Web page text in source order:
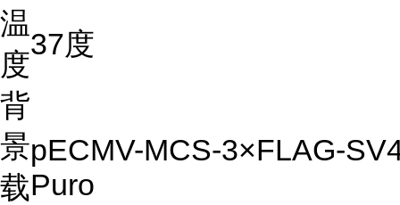
温
度
37度
背
景
载
pECMV-MCS-3×FLAG-
Puro